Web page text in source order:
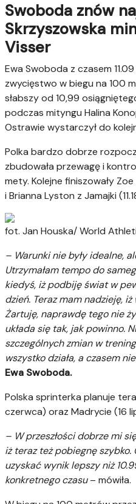
Swoboda znów
Skrzyszowska
Visser
Ewa Swoboda z czasem
zwycięstwo w biegu na 100
słabszy od 10,99
podczas mityngu Halina
Ostrawie wystarczył do
Polka bardzo dobrze
zbudowała przewagę i
mety. Kolejne finiszowały Zoe
i Brianna Lyston z Jamajki
fot. Jan Houska/ World
– Warunki nie były idealne,
Utrzymałam tempo do
kiedyś, iż podbiję świat w
dzień. Teraz mam nadzieję,
Żartuję, naprawdę tego nie
układa się tak, jak powinno.
szczególnych zmian w
wszystko działa, a czasem nie
Ewa Swoboda.
Polska sprinterka planuje
czerwca) oraz Madrycie (16
– W przeszłości dobrze mi
iż teraz też pobiegnę szybko.
uzyskać wynik lepszy niż
konkretnego czasu– mówiła.